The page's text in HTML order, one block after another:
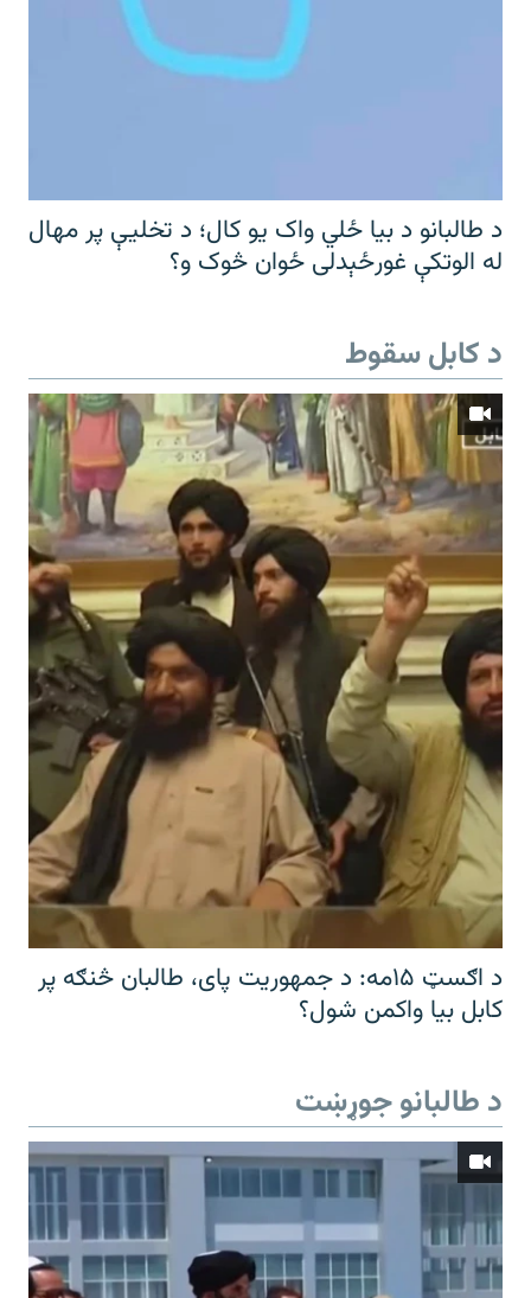
د طالبانو د بیا ځلي واک یو کال؛ د تخلیې پر مهال
له الوتکې غورځېدلی ځوان څوک و؟
د کابل سقوط
د اګسټ ۱۵مه: د جمهوریت پای، طالبان څنګه پر
کابل بیا واکمن شول؟
د طالبانو جوړښت